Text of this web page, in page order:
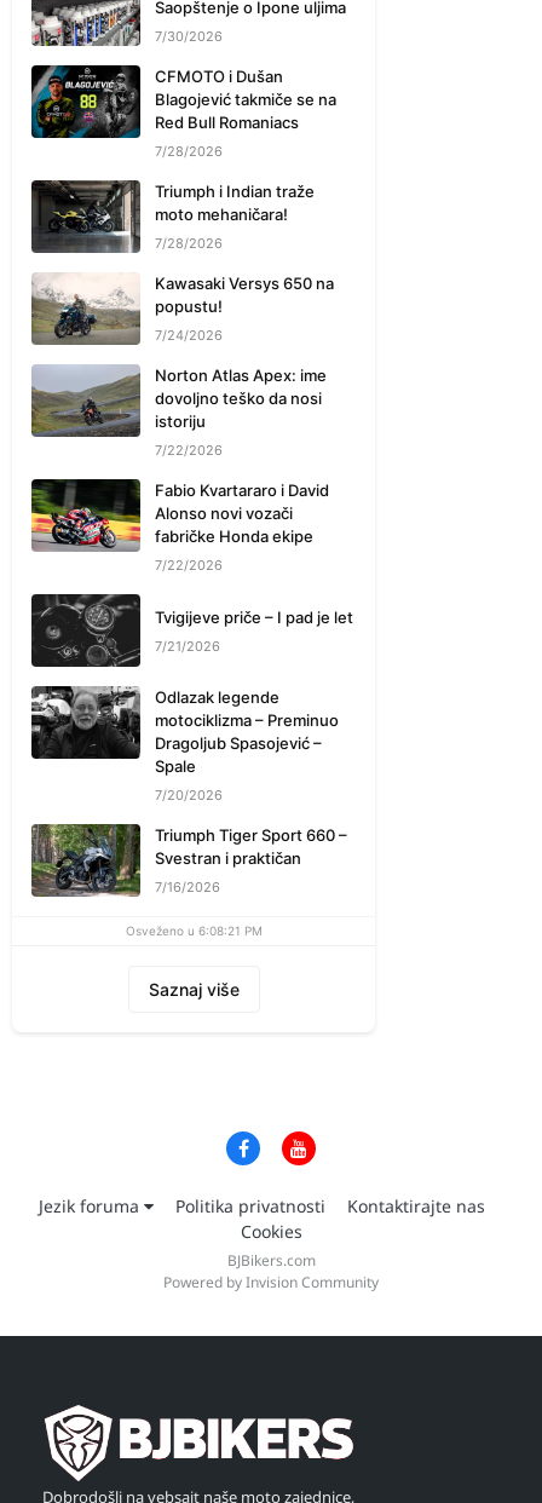
Saopštenje o Ipone uljima
7/30/2026
CFMOTO i Dušan
Blagojević takmiče se na
Red Bull Romaniacs
7/28/2026
Triumph i Indian traže
moto mehaničara!
7/28/2026
Kawasaki Versys 650 na
popustu!
7/24/2026
Norton Atlas Apex: ime
dovoljno teško da nosi
istoriju
7/22/2026
Fabio Kvartararo i David
Alonso novi vozači
fabričke Honda ekipe
7/22/2026
Tvigijeve priče – I pad je let
7/21/2026
Odlazak legende
motociklizma – Preminuo
Dragoljub Spasojević –
Spale
7/20/2026
Triumph Tiger Sport 660 –
Svestran i praktičan
7/16/2026
Osveženo u 6:08:21 PM
Saznaj više
Jezik foruma Politika privatnosti
Kontaktirajte nas
Cookies
BJBikers.com
Powered by Invision Community
Dobrodošli na vebsajt naše moto zajednice,